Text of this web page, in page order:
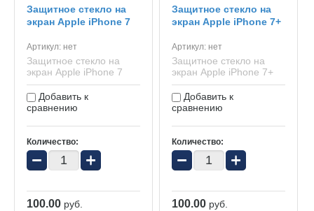
Защитное стекло на
экран Apple iPhone 7
Артикул: нет
Защитное стекло на
экран Apple iPhone 7
Добавить к
сравнению
Количество:
− +
100.00 руб.
Защитное стекло на
экран Apple iPhone 7+
Артикул:нет
Защитное стекло на
экран Apple iPhone 7+
Добавить к
сравнению
Количество:
− +
100.00 руб.